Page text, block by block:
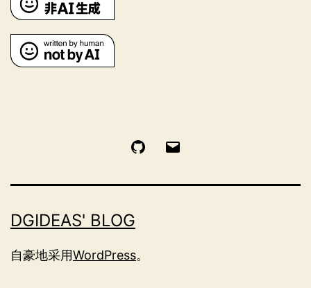
GitHub
DGIDEAS' BLOG
自豪地采用WordPress。